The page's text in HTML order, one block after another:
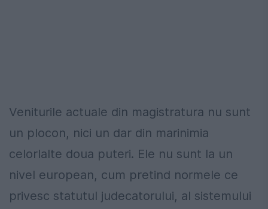
Veniturile actuale din magistratura nu sunt
un plocon, nici un dar din marinimia
celorlalte doua puteri. Ele nu sunt la un
nivel european, cum pretind normele ce
privesc statutul judecatorului, al sistemului